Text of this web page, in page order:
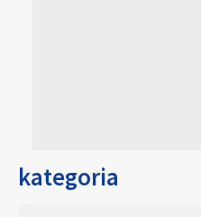
kategoria